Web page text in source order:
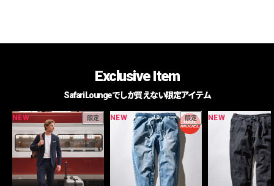
Exclusive Item
Safari Loungeでしか買えない限定アイテム
NEW 限定 NEW 限定 NEW